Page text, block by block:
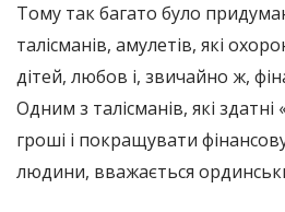
Тому так багато було
талісманів, амулетів, які
дітей, любов і, звичайно ж,
Одним з талісманів, які
гроші і покращувати
людини, вважається